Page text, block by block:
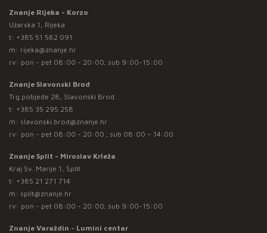
Znanje Rijeka - Korzo
Užarska 1, Rijeka
t: +385 51 582 091
m: rijeka@znanje.hr
rv: pon - pet 08:00 - 20:00; sub 9:00-15:00
Znanje Slavonski Brod
Trg pobjede 28, Slavonski Brod
t: +385 35 295 258
m: slavonski.brod@znanje.hr
rv: pon - pet 08:00 - 20:00 ; sub 08:00 – 14:00
Znanje Split - Miroslav Krleža
Kraj Sv. Marije 1, Split
t: +385 21 271 714
m: split@znanje.hr
rv: pon - pet 08:00 - 20:00; sub 9:00-15:00
Znanje Varaždin - Lumini centar